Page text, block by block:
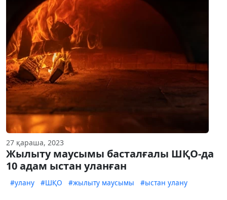
27 қараша, 2023
Жылыту маусымы басталғалы ШҚО-да
10 адам ыстан уланған
#улану #ШҚО #жылыту маусымы #ыстан улану